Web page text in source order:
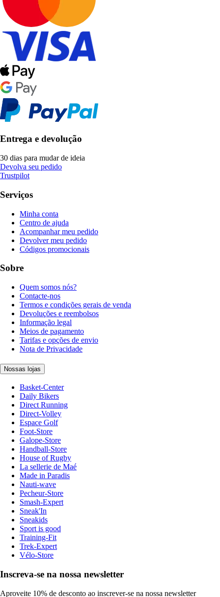
Entrega e devolução
30 dias para mudar de ideia
Devolva seu pedido
Trustpilot
Serviços
Minha conta
Centro de ajuda
Acompanhar meu pedido
Devolver meu pedido
Códigos promocionais
Sobre
Quem somos nós?
Contacte-nos
Termos e condições gerais de venda
Devoluções e reembolsos
Informação legal
Meios de pagamento
Tarifas e opções de envio
Nota de Privacidade
Nossas lojas
Basket-Center
Daily Bikers
Direct Running
Direct-Volley
Espace Golf
Foot-Store
Galope-Store
Handball-Store
House of Rugby
La sellerie de Maé
Made in Paradis
Nauti-wave
Pecheur-Store
Smash-Expert
Sneak'In
Sneakids
Sport is good
Training-Fit
Trek-Expert
Vélo-Store
Inscreva-se na nossa newsletter
Aproveite 10% de desconto ao inscrever-se na nossa newsletter